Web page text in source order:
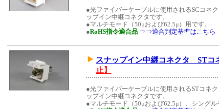
●光ファイバーケーブルに使用されるSCコネ
ップイン中継コネクタです。
●マルチモード（50μおよび62.5μ）用です。
●RoHS指令適合品 ⇒⇒適合判定基準はこちら
スナップイン中継コネクタ ST
止】
●光ファイバーケーブルに使用されるSTコネ
ップイン中継コネクタです。
●マルチモード（50μおよび62.5μ）、シング